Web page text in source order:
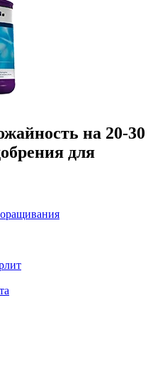
на 20-30
для